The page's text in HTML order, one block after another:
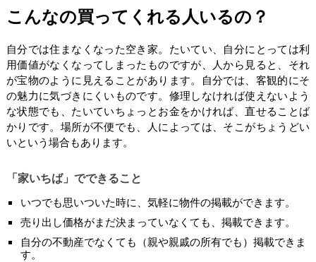
こんなの買ってくれる人いるの？
自分では住まなくなった空き家。たいてい、自分にとっては利
用価値がなくなってしまったものですが、人から見ると、それ
が宝物のように見えることがあります。自分では、客観的にそ
の魅力に気づきにくいものです。修理しなければ使えないよう
な状態でも、たいていちょっとお金をかければ、直せることば
かりです。場所が不便でも、人によっては、そこがちょうどい
いという場合もあります。
「家いちば」でできること
いつでも思いついた時に、気軽に物件の掲載ができます。
売り出し価格がまだ決まっていなくても、掲載できます。
自分の不動産でなくても（親や親戚の所有でも）掲載できま
す。